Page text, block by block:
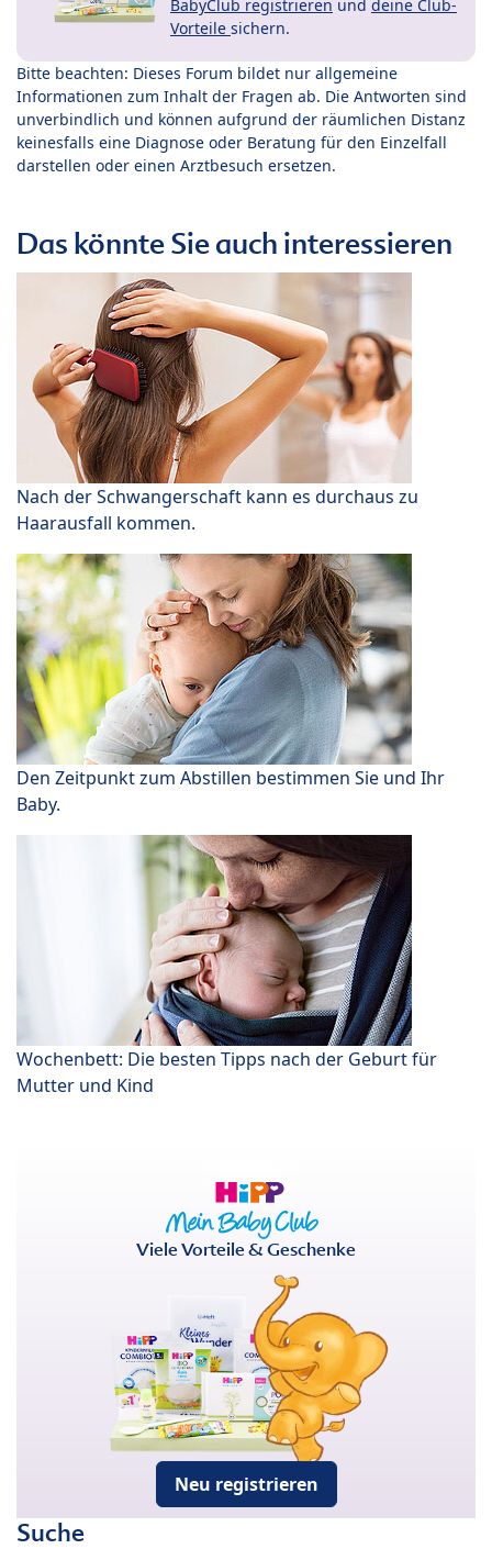
BabyClub registrieren und deine Club-
Vorteile sichern.
Bitte beachten: Dieses Forum bildet nur allgemeine
Informationen zum Inhalt der Fragen ab. Die Antworten sind
unverbindlich und können aufgrund der räumlichen Distanz
keinesfalls eine Diagnose oder Beratung für den Einzelfall
darstellen oder einen Arztbesuch ersetzen.
Das könnte Sie auch interessieren
Nach der Schwangerschaft kann es durchaus zu
Haarausfall kommen.
Den Zeitpunkt zum Abstillen bestimmen Sie und Ihr
Baby.
Wochenbett: Die besten Tipps nach der Geburt für
Mutter und Kind
Viele Vorteile & Geschenke
Neu registrieren
Suche